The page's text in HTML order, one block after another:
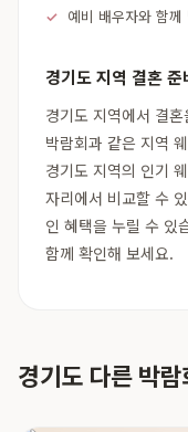
예비 배우자와 함께
경기도 지역 결혼 준
경기도 지역에서 결
박람회과 같은 지역
경기도 지역의 인기
자리에서 비교할 수
인 혜택을 누릴 수 있
함께 확인해 보세요.
경기도 다른 박람